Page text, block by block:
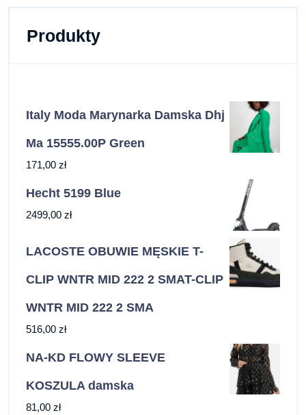
Produkty
Italy Moda Marynarka Damska Dhj
Ma 15555.00P Green
171,00 zł
Hecht 5199 Blue
2499,00 zł
LACOSTE OBUWIE MĘSKIE T-
CLIP WNTR MID 222 2 SMAT-CLIP
WNTR MID 222 2 SMA
516,00 zł
NA-KD FLOWY SLEEVE
KOSZULA damska
81,00 zł